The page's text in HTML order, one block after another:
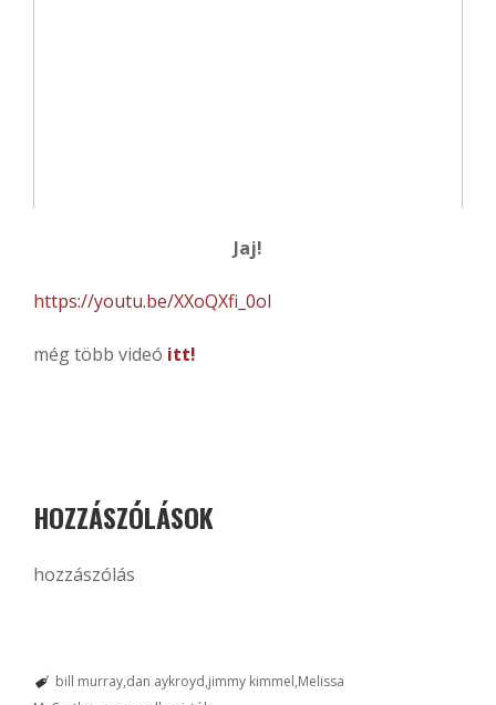
Jaj!
https://youtu.be/XXoQXfi_0oI
még több videó itt!
HOZZÁSZÓLÁSOK
hozzászólás
bill murray dan aykroyd jimmy kimmel Melissa